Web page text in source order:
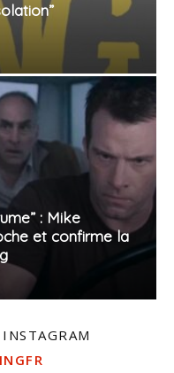
: Mike
et confirme la